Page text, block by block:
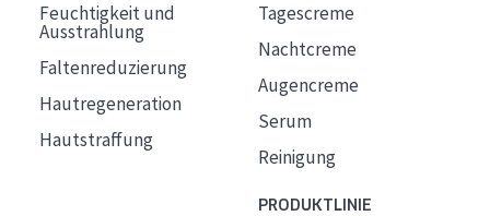
Feuchtigkeit und
Ausstrahlung
Faltenreduzierung
Hautregeneration
Hautstraffung
Tagescreme
Nachtcreme
Augencreme
Serum
Reinigung
PRODUKTLINIE